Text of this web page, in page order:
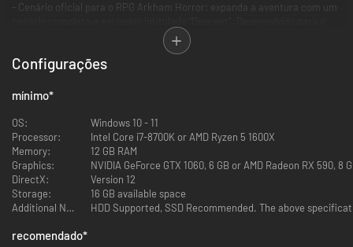
- Cenário oficial para o RPG Arkham Horror: expanda a aventura com um
consagrado RPG de mesa Arkham Horror, ele permite que você e seus
amigos interpretem novos investigadores Ancile, enfrentando uma
ameaça oculta diretamente ligada ao universo do jogo.
- O artbook não euclidiano: das profundezas do Oceano Pacífico às ruínas
Abyss, com mais de 50 páginas que retratam ambientes opressivos
interligados, criaturas lovecraftianas e tecnologias Ancile. Uma jornada
artística até o coração de um mundo onde a beleza se funde com o terror
e o abismo está sempre observando você.
- A trilha sonora Eldritch: com mais de uma hora de música, mergulhe na
paisagem sonora de Cthulhu: The Cosmic Abyss. Das camadas opressivas
exploração, cada composição acompanha sua descida ao desconhecido,
Configurações
mínimo*
OS:
Windows 10 - 11
Processor:
Intel Core i7-8700K or AMD Ryzen 5 1600X
Memory:
12 GB RAM
Graphics:
NVIDIA GeForce GTX 1060, 6 GB or AMD Radeon RX 590, 8
DirectX:
Version 12
Storage:
16 GB available space
Additional Notes:
HDD Supported, SSD Recommended. The above
recomendado*